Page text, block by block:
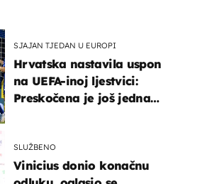
SJAJAN TJEDAN U EUROPI
Hrvatska nastavila uspon
na UEFA-inoj ljestvici:
Preskočena je još jedna
SLUŽBENO
Vinicius donio konačnu